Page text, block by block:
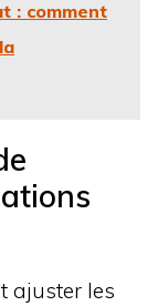
: comment
ajuster les